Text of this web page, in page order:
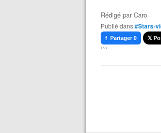
Rédigé parCaro
Publié dans#Stars-
f Partager 0 𝕏
```